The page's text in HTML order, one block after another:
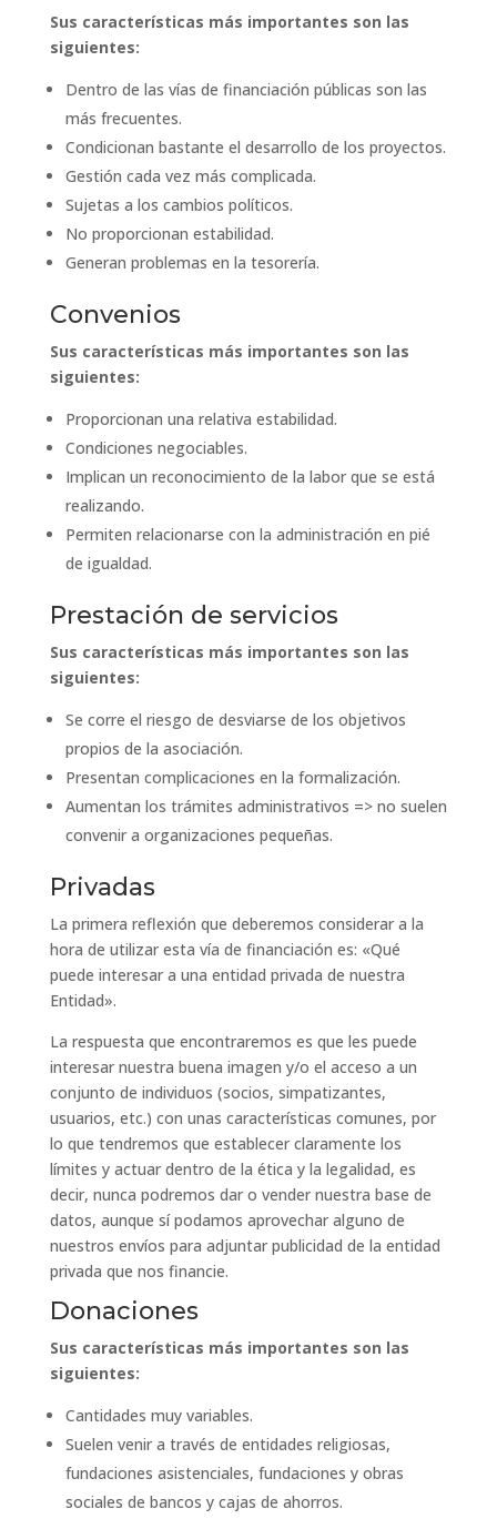
Sus características más importantes son las
siguientes:
Dentro de las vías de financiación públicas son las
más frecuentes.
Condicionan bastante el desarrollo de los proyectos.
Gestión cada vez más complicada.
Sujetas a los cambios políticos.
No proporcionan estabilidad.
Generan problemas en la tesorería.
Convenios
Sus características más importantes son las
siguientes:
Proporcionan una relativa estabilidad.
Condiciones negociables.
Implican un reconocimiento de la labor que se está
realizando.
Permiten relacionarse con la administración en pié
de igualdad.
Prestación de servicios
Sus características más importantes son las
siguientes:
Se corre el riesgo de desviarse de los objetivos
propios de la asociación.
Presentan complicaciones en la formalización.
Aumentan los trámites administrativos => no suelen
convenir a organizaciones pequeñas.
Privadas
La primera reflexión que deberemos considerar a la
hora de utilizar esta vía de financiación es: «Qué
puede interesar a una entidad privada de nuestra
Entidad».
La respuesta que encontraremos es que les puede
interesar nuestra buena imagen y/o el acceso a un
conjunto de individuos (socios, simpatizantes,
usuarios, etc.) con unas características comunes, por
lo que tendremos que establecer claramente los
límites y actuar dentro de la ética y la legalidad, es
decir, nunca podremos dar o vender nuestra base de
datos, aunque sí podamos aprovechar alguno de
nuestros envíos para adjuntar publicidad de la entidad
privada que nos financie.
Donaciones
Sus características más importantes son las
siguientes:
Cantidades muy variables.
Suelen venir a través de entidades religiosas,
fundaciones asistenciales, fundaciones y obras
sociales de bancos y cajas de ahorros.